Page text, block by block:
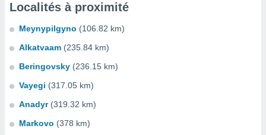
Localités à proximité
Meynypilgyno (106.82 km)
Alkatvaam (235.84 km)
Beringovsky (236.15 km)
Vayegi (317.05 km)
Anadyr (319.32 km)
Markovo (378 km)